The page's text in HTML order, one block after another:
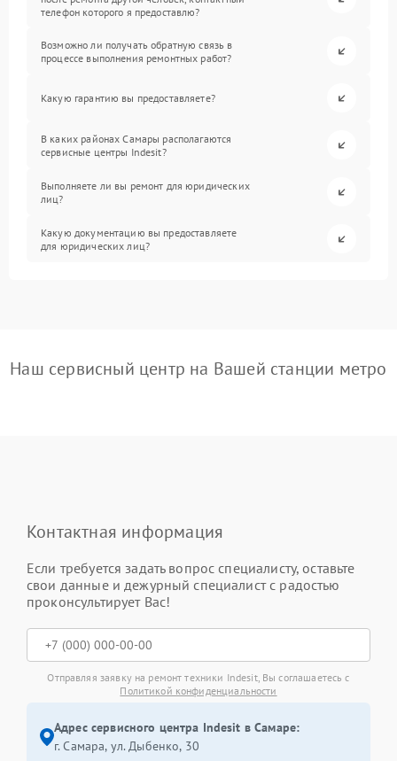
телефон которого я предоставлю?
Возможно ли получать обратную связь в
процессе выполнения ремонтных работ?
Какую гарантию вы предоставляете?
В каких районах Самары располагаются
сервисные центры Indesit?
Выполняете ли вы ремонт для юридических
лиц?
Какую документацию вы предоставляете
для юридических лиц?
Наш сервисный центр на Вашей станции метро
Контактная информация
Если требуется задать вопрос специалисту, оставьте
свои данные и дежурный специалист с радостью
проконсультирует Вас!
Отправляя заявку на ремонт техники Indesit, Вы соглашаетесь с
Политикой конфиденциальности
Адрес сервисного центра Indesit в Самаре:
г. Самара, ул. Дыбенко, 30